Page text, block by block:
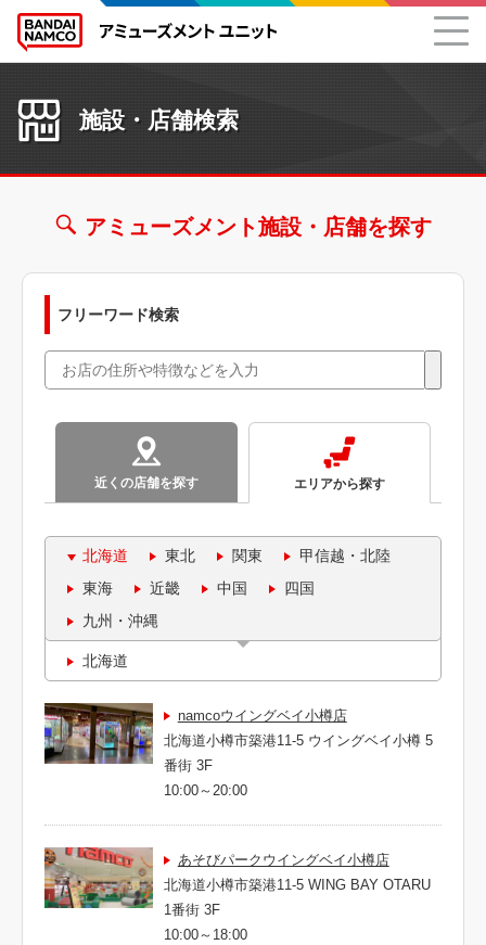
施設・店舗検索
アミューズメント施設・店舗を探す
フリーワード検索
近くの店舗を探す エリアから探す
北海道 東北 関東
甲信越・北陸
東海
近畿 中国
四国
九州・沖縄
北海道
namcoウイングベイ小樽店
北海道小樽市築港11-5 ウイングベイ小樽 5
番街 3F
10:00～20:00
あそびパークウイングベイ小樽店
北海道小樽市築港11-5 WING BAY OTARU
1番街 3F
10:00～18:00